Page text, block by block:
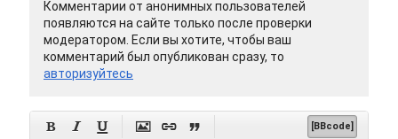
Комментарии от анонимных пользователей
появляются на сайте только после проверки
модератором. Если вы хотите, чтобы ваш
комментарий был опубликован сразу, то
авторизуйтесь
      [BBcode]